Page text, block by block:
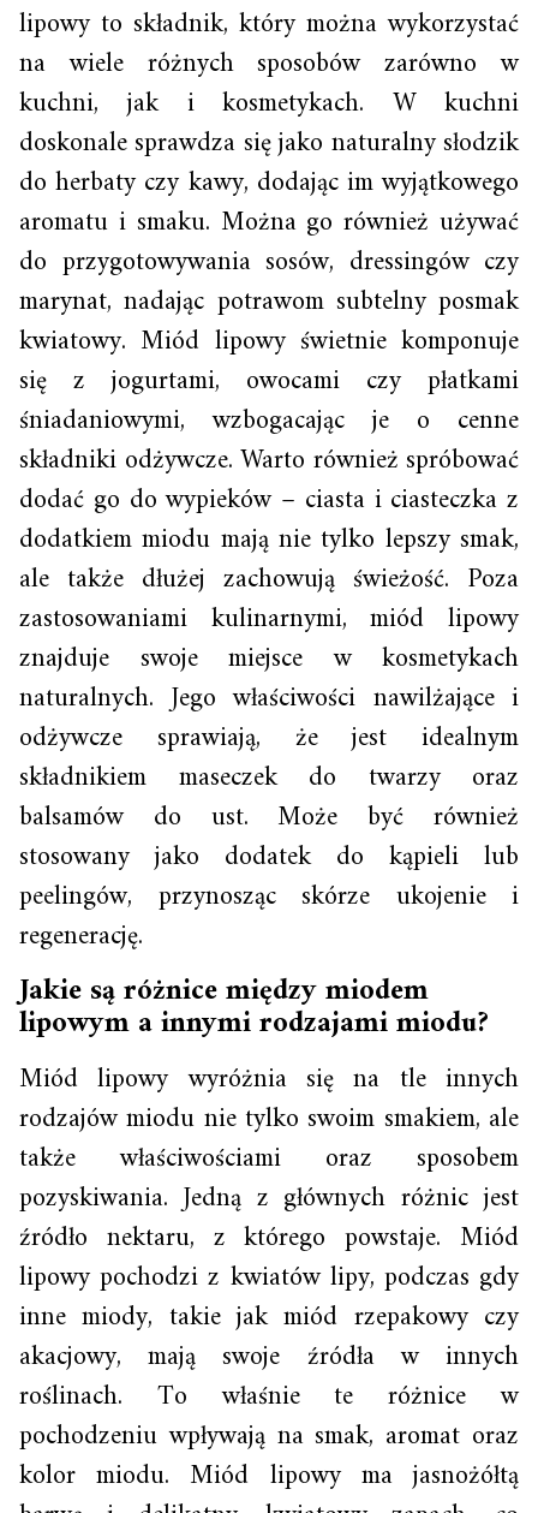
lipowy to składnik, który można wykorzystać
na wiele różnych sposobów zarówno w
kuchni, jak i kosmetykach. W kuchni
doskonale sprawdza się jako naturalny słodzik
do herbaty czy kawy, dodając im wyjątkowego
aromatu i smaku. Można go również używać
do przygotowywania sosów, dressingów czy
marynat, nadając potrawom subtelny posmak
kwiatowy. Miód lipowy świetnie komponuje
się z jogurtami, owocami czy płatkami
śniadaniowymi, wzbogacając je o cenne
składniki odżywcze. Warto również spróbować
dodać go do wypieków – ciasta i ciasteczka z
dodatkiem miodu mają nie tylko lepszy smak,
ale także dłużej zachowują świeżość. Poza
zastosowaniami kulinarnymi, miód lipowy
znajduje swoje miejsce w kosmetykach
naturalnych. Jego właściwości nawilżające i
odżywcze sprawiają, że jest idealnym
składnikiem maseczek do twarzy oraz
balsamów do ust. Może być również
stosowany jako dodatek do kąpieli lub
peelingów, przynosząc skórze ukojenie i
regenerację.
Jakie są różnice między miodem
lipowym a innymi rodzajami miodu?
Miód lipowy wyróżnia się na tle innych
rodzajów miodu nie tylko swoim smakiem, ale
także właściwościami oraz sposobem
pozyskiwania. Jedną z głównych różnic jest
źródło nektaru, z którego powstaje. Miód
lipowy pochodzi z kwiatów lipy, podczas gdy
inne miody, takie jak miód rzepakowy czy
akacjowy, mają swoje źródła w innych
roślinach. To właśnie te różnice w
pochodzeniu wpływają na smak, aromat oraz
kolor miodu. Miód lipowy ma jasnożółtą